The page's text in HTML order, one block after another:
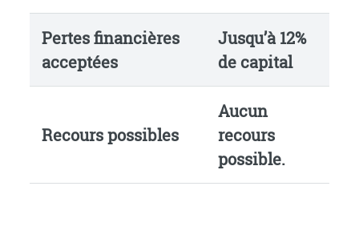
Pertes financières
acceptées
Jusqu’à 12%
de capital
Recours possibles
Aucun
recours
possible.